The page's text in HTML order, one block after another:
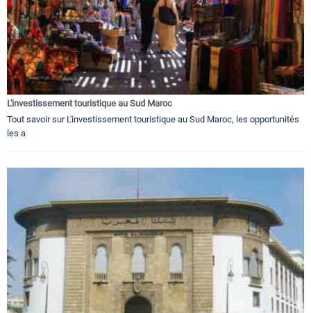
L'investissement touristique au Sud Maroc
Tout savoir sur L'investissement touristique au Sud Maroc, les opportunités
les a